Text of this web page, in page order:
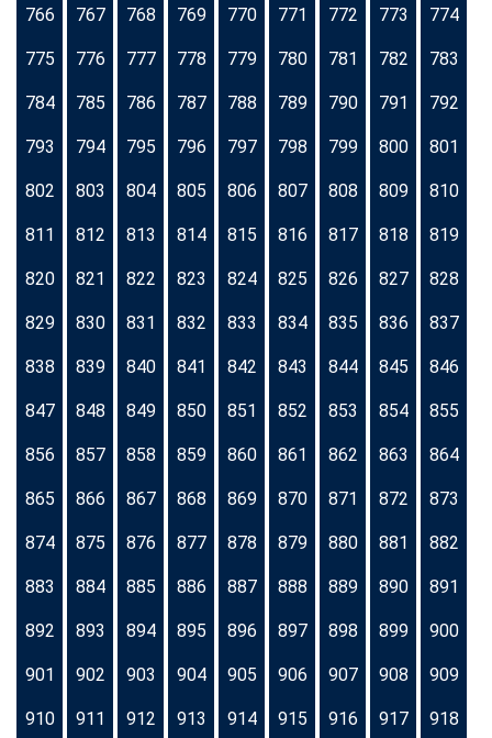
766 767 768 769 770 771 772 773 774
775 776 777 778 779 780 781 782 783
784 785 786 787 788 789 790 791 792
793 794 795 796 797 798 799 800 801
802 803 804 805 806 807 808 809 810
811 812 813 814 815 816 817 818 819
820 821 822 823 824 825 826 827 828
829 830 831 832 833 834 835 836 837
838 839 840 841 842 843 844 845 846
847 848 849 850 851 852 853 854 855
856 857 858 859 860 861 862 863 864
865 866 867 868 869 870 871 872 873
874 875 876 877 878 879 880 881 882
883 884 885 886 887 888 889 890 891
892 893 894 895 896 897 898 899 900
901 902 903 904 905 906 907 908 909
910 911 912 913 914 915 916 917 918